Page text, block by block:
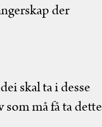
der
skal ta i desse
må få ta dette